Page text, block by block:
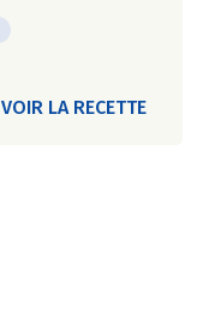
VOIR LA RECETTE